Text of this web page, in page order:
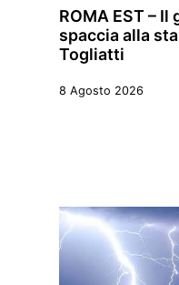
ROMA EST –
spaccia alla
Togliatti
8 Agosto 2026